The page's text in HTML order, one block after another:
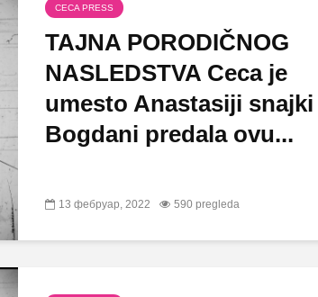
CECA PRESS
TAJNA PORODIČNOG
NASLEDSTVA Ceca je
umesto Anastasiji snajki
Bogdani predala ovu...
13 фебруар, 2022 590 pregleda